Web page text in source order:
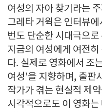
여성의 자아 찾기라는
그레타 거윅은 인터뷰
번도 단순한 시대극으
지금의 여성에게 여전
다. 실제로 영화에서 조
여성'을 지향하며, 출판
작가가 겪는 현실적 제
시각적으로도 이 영화